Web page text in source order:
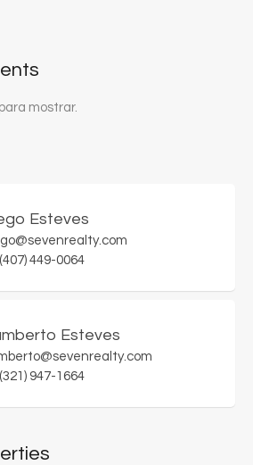
mostrar.
Esteves
449-0064
Esteves
947-1664